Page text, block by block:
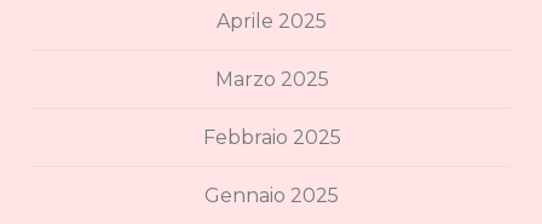
Aprile 2025
Marzo 2025
Febbraio 2025
Gennaio 2025